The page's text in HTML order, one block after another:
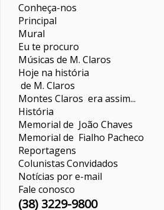
Conheça-nos
Principal
Mural
Eu te procuro
Músicas de M. Claros
Hoje na história
de M. Claros
Montes Claros era assim...
História
Memorial de João Chaves
Memorial de Fialho Pacheco
Reportagens
ColunistasConvidados
Notícias por e-mail
Fale conosco
(38) 3229-9800